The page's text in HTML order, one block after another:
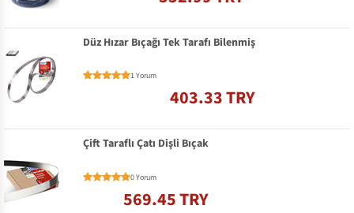
Düz Hızar Bıçağı Tek Tarafı Bilenmiş
1 Yorum
403.33 TRY
Çift Taraflı Çatı Dişli Bıçak
0 Yorum
569.45 TRY